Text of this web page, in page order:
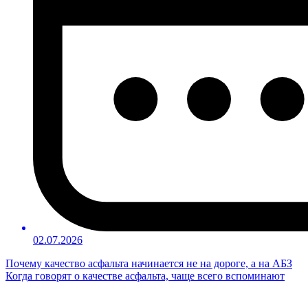
02.07.2026
Почему качество асфальта начинается не на дороге, а на АБЗ
Когда говорят о качестве асфальта, чаще всего вспоминают